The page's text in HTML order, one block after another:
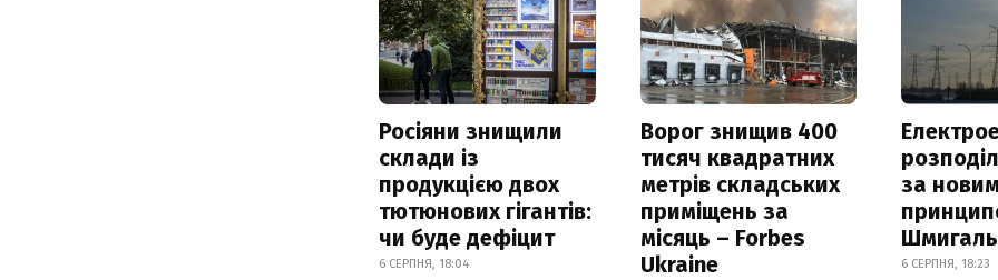
Росіяни знищили
склади із
продукцією двох
тютюнових гігантів:
чи буде дефіцит
6 СЕРПНЯ, 18:04
Ворог знищив 400
тисяч квадратних
метрів складських
приміщень за
місяць – Forbes
Ukraine
за
Шмигаль
6 СЕРПНЯ, 18:23